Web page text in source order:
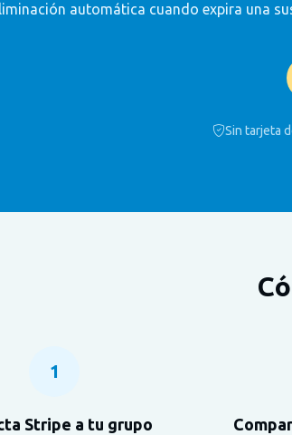
automática cuando expira una
Sin tarjeta
1
Stripe a tu grupo